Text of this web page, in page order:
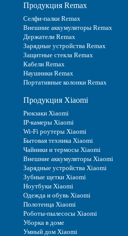
Продукция Remax
Селфи-палки Remax
Внешние аккумуляторы Remax
Держатели Remax
Зарядные устройства Remax
Защитные стекла Remax
Кабели Remax
Наушники Remax
Портативные колонки Remax
Продукция Xiaomi
Рюкзаки Xiaomi
IP-камеры Xiaomi
Wi-Fi роутеры Xiaomi
Бытовая техника Xiaomi
Чайники и термосы Xiaomi
Внешние аккумуляторы Xiaomi
Зарядные устройства Xiaomi
Зубные щетки Xiaomi
Ноутбуки Xiaomi
Одежда и обувь Xiaomi
Полотенца Xiaomi
Роботы-пылесосы Xiaomi
Уборка в доме
Умный дом Xiaomi